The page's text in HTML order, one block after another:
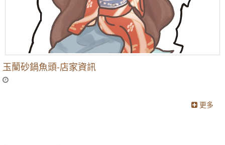
玉蘭砂鍋魚頭-店家資訊
更多